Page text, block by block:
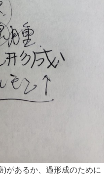
があるか、過形成のために